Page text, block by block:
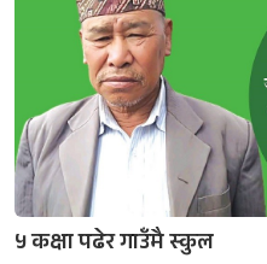
५ कक्षा पढेर गाउँमै स्कुल